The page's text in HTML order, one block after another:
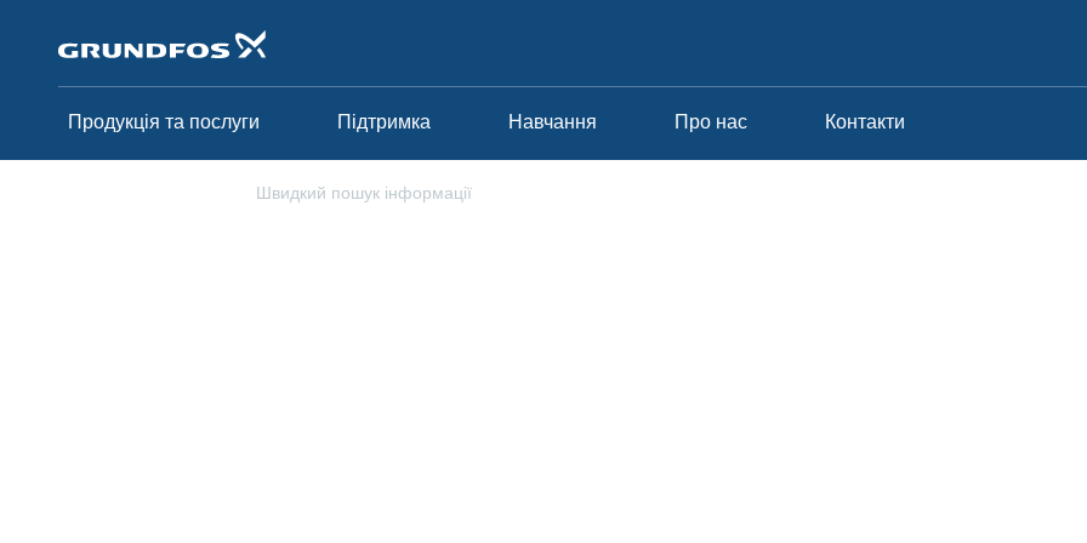
основного
контенту
Продукція та послуги Підтримка Навчання Про нас Контакти
Швидкий пошук інформації